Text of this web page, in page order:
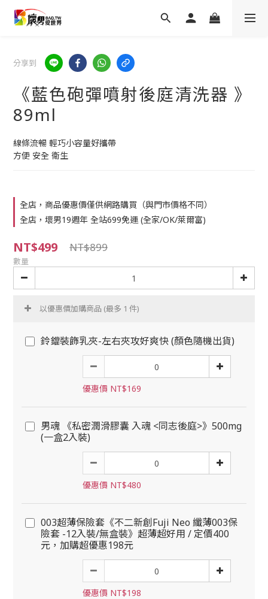
分享到
《藍色砲彈噴射後庭清洗器 》
89ml
線條流暢 輕巧小容量好攜帶
方便 安全 衛生
全店，商品優惠價僅供網路購買（與門市價格不同）
全店，壞男19週年 全站699免運 (全家/OK/萊爾富)
NT$499 NT$899
數量
以優惠價加購商品 (最多 1 件)
鈴鐺裝飾乳夾-左右夾攻好爽快 (顏色隨機出貨)
優惠價 NT$169
男魂 《私密潤滑膠囊 入魂 <同志後庭>》500mg
(一盒2入裝)
優惠價 NT$480
003超薄保險套《不二新創Fuji Neo 纖薄003保
險套 -12入裝/無盒裝》超薄超好用 / 定價400
元，加購超優惠198元
優惠價 NT$198